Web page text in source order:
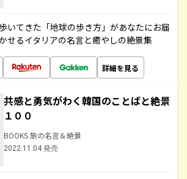
いてきた「地球の歩き方」があなたにお届
せるイタリアの名言と癒やしの絶景集
詳細を見る
共感と勇気がわく韓国のことばと絶景
１００
BOOKS 旅の名言＆絶景
2022.11.04 発売